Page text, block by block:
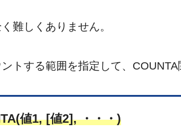
難しくありません。
トする範囲を指定して、COUNTA
値1, [値2], ・・・)